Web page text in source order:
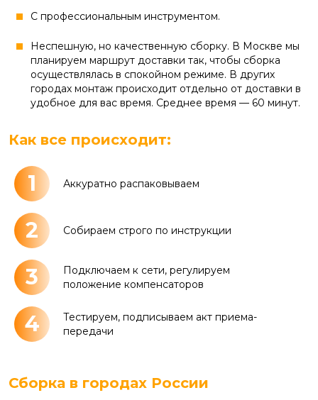
С профессиональным инструментом.
Неспешную, но качественную сборку. В Москве мы
планируем маршрут доставки так, чтобы сборка
осуществлялась в спокойном режиме. В других
городах монтаж происходит отдельно от доставки в
удобное для вас время. Среднее время — 60 минут.
Как все происходит:
1 Аккуратно распаковываем
2 Собираем строго по инструкции
3
Подключаем к сети, регулируем
положение компенсаторов
4
Тестируем, подписываем акт приема-
передачи
Сборка в городах России